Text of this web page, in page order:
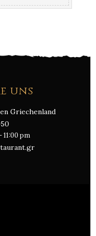
uns
Griechenland
pm